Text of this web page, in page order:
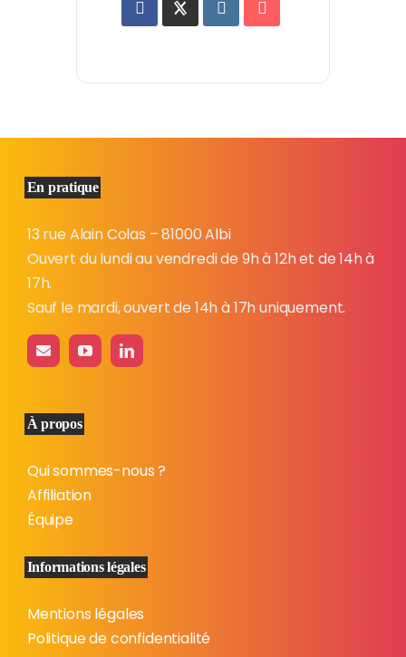
En pratique
13 rue Alain Colas – 81000 Albi
Ouvert du lundi au vendredi de 9h à 12h et de 14h à
17h.
Sauf le mardi, ouvert de 14h à 17h uniquement.
À propos
Qui sommes-nous ?
Affiliation
Équipe
Informations légales
Mentions légales
Politique de confidentialité